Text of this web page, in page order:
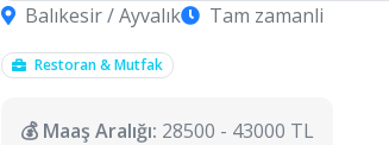
Balıkesir / Ayvalık Tam zamanli
Restoran & Mutfak
💰 Maaş Aralığı: 28500 - 43000 TL